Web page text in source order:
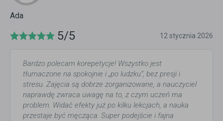
Ada
5/5 12 stycznia 2026
Bardzo polecam korepetycje! Wszystko jest
tłumaczone na spokojnie i „po ludzku”, bez presji i
stresu. Zajęcia są dobrze zorganizowane, a nauczyciel
naprawdę zwraca uwagę na to, z czym uczeń ma
problem. Widać efekty już po kilku lekcjach, a nauka
przestaje być męcząca. Super podejście i fajna